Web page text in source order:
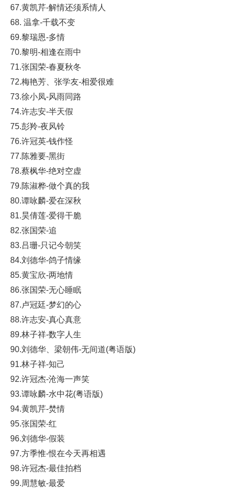
67.黄凯芹-解情还须系情人
68. 温拿-千载不变
69.黎瑞恩-多情
70.黎明-相逢在雨中
71.张国荣-春夏秋冬
72.梅艳芳、张学友-相爱很难
73.徐小凤-风雨同路
74.许志安-半天假
75.彭羚-夜风铃
76.许冠英-钱作怪
77.陈雅要-黑街
78.蔡枫华-绝对空虚
79.陈淑桦-做个真的我
80.谭咏麟-爱在深秋
81.昊倩莲-爱得干脆
82.张国荣-追
83.吕珊-只记今朝笑
84.刘德华-鸽子情缘
85.黄宝欣-两地情
86.张国荣-无心睡眠
87.卢冠廷-梦幻的心
88.许志安-真心真意
89.林子祥-数字人生
90.刘德华、梁朝伟-无间道(粤语版)
91.林子祥-知己
92.许冠杰-沧海一声笑
93.谭咏麟-水中花(粤语版)
94.黄凯芹-焚情
95.张国荣-红
96.刘德华-假装
97.方季惟-恨在今天再相遇
98.许冠杰-最佳拍档
99.周慧敏-最爱